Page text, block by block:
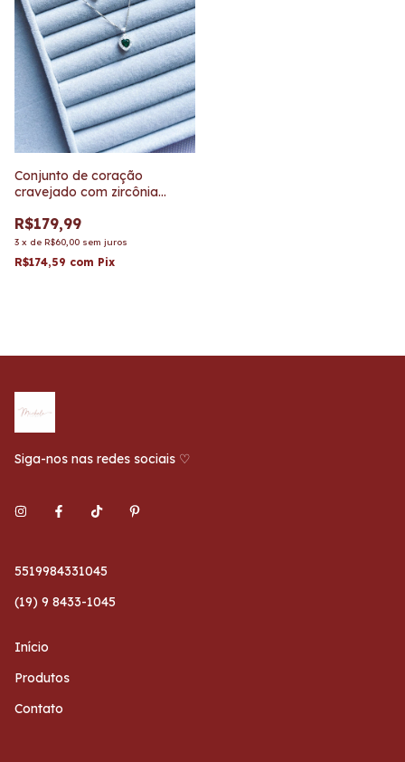
Conjunto de coração
cravejado com zircônia
R$179,99
3 x de R$60,00 sem juros
R$174,59 com Pix
Siga-nos nas redes sociais ♡
5519984331045
(19) 9 8433-1045
Início
Produtos
Contato